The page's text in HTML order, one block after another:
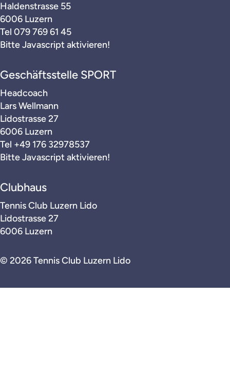
Haldenstrasse 55
6006 Luzern
Tel 079 769 61 45
Bitte Javascript aktivieren!
Geschäftsstelle SPORT
Headcoach
Lars Wellmann
Lidostrasse 27
6006 Luzern
Tel +49 176 32978537
Bitte Javascript aktivieren!
Clubhaus
Tennis Club Luzern Lido
Lidostrasse 27
6006 Luzern
© 2026 Tennis Club Luzern Lido